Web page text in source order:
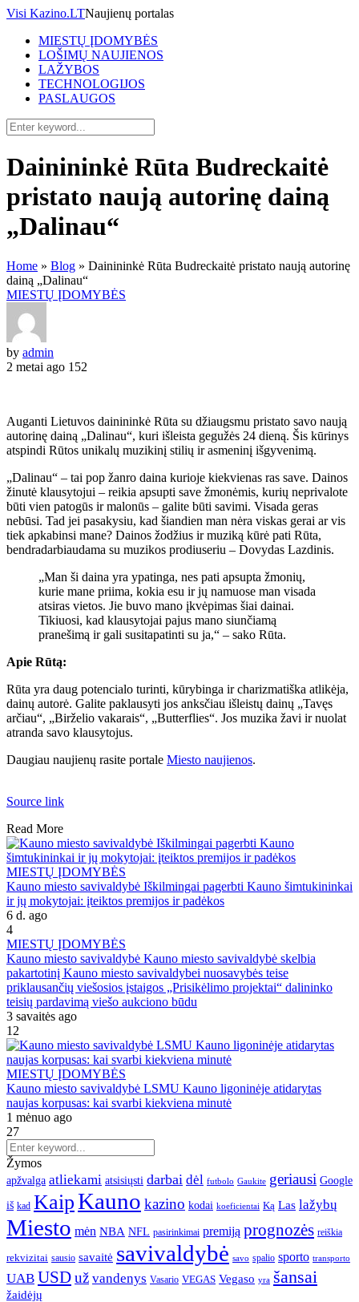
Visi Kazino.LTNaujienų portalas
MIESTŲ ĮDOMYBĖS
LOŠIMŲ NAUJIENOS
LAŽYBOS
TECHNOLOGIJOS
PASLAUGOS
Dainininkė Rūta Budreckaitė
pristato naują autorinę dainą
„Dalinau“
Home » Blog » Dainininkė Rūta Budreckaitė pristato naują autorinę
dainą „Dalinau“
MIESTŲ ĮDOMYBĖS
by admin
2 metai ago 152
Auganti Lietuvos dainininkė Rūta su džiaugsmu pristato savo naują
autorinę dainą „Dalinau“, kuri išleista gegužės 24 dieną. Šis kūrinys
atspindi Rūtos unikalų muzikinį stilių ir asmeninį išgyvenimą.
„Dalinau“ – tai pop žanro daina kurioje kiekvienas ras save. Dainos
žinutė klausytojui – reikia apsupti save žmonėmis, kurių neprivalote
būti vien patogūs ir malonūs – galite būti savimi. Visada geras
nebūsi. Tad jei pasakysiu, kad šiandien man nėra viskas gerai ar vis
tiek apkabinsi mane? Dainos žodžius ir muziką kūrė pati Rūta,
bendradarbiaudama su muzikos prodiuseriu – Dovydas Lazdinis.
„Man ši daina yra ypatinga, nes pati apsupta žmonių,
kurie mane priima, kokia esu ir jų namuose man visada
atsiras vietos. Jie buvo mano įkvėpimas šiai dainai.
Tikiuosi, kad klausytojai pajus mano siunčiamą
pranešimą ir gali susitapatinti su ja,“ – sako Rūta.
Apie Rūtą:
Rūta yra daug potencialo turinti, kūrybinga ir charizmatiška atlikėja,
dainų autorė. Galite paklausyti jos anksčiau išleistų dainų „Tavęs
arčiau“, „Birželio vakarais“, „Butterflies“. Jos muzika žavi ir nuolat
atranda savo klausytojus.
Daugiau naujienų rasite portale Miesto naujienos.
Source link
Read More
MIESTŲ ĮDOMYBĖS
Kauno miesto savivaldybė Iškilmingai pagerbti Kauno šimtukininkai
ir jų mokytojai: įteiktos premijos ir padėkos
6 d. ago
4
MIESTŲ ĮDOMYBĖS
Kauno miesto savivaldybė Kauno miesto savivaldybė skelbia
pakartotinį Kauno miesto savivaldybei nuosavybės teise
priklausančių viešosios įstaigos „Prisikėlimo projektai“ dalininko
teisių pardavimą viešo aukciono būdu
3 savaitės ago
12
MIESTŲ ĮDOMYBĖS
Kauno miesto savivaldybė LSMU Kauno ligoninėje atidarytas
naujas korpusas: kai svarbi kiekviena minutė
1 mėnuo ago
27
Žymos
apžvalga atliekami atsisiųsti darbai dėl futbolo Gaukite geriausi Google
iš kad KaipKauno kazino kodai koeficientai Ką Las lažybų
Miesto mėn NBA NFL pasirinkimai premiją prognozės reiškia
rekvizitai sausio savaitė savivaldybė savo spalio sporto transporto
UAB USDuž vandenys Vasario VEGAS Vegaso yra šansai
žaidėjų